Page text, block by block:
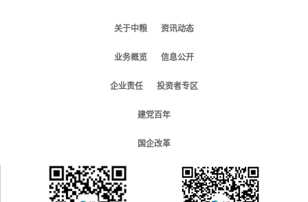
关于中粮 资讯动态
业务概览 信息公开
企业责任 投资者专区
建党百年
国企改革